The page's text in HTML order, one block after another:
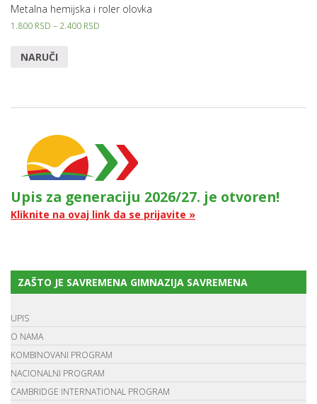
Metalna hemijska i roler olovka
1.800 RSD – 2.400 RSD
NARUČI
Upis za generaciju 2026/27. je otvoren!
Kliknite na ovaj link da se prijavite »
ZAŠTO JE SAVREMENA GIMNAZIJA SAVREMENA
UPIS
O NAMA
KOMBINOVANI PROGRAM
NACIONALNI PROGRAM
CAMBRIDGE INTERNATIONAL PROGRAM